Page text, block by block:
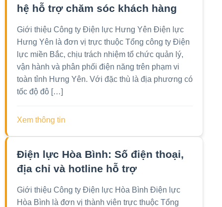
hệ hỗ trợ chăm sóc khách hàng
Giới thiệu Công ty Điện lực Hưng Yên Điện lực
Hưng Yên là đơn vị trực thuộc Tổng công ty Điện
lực miền Bắc, chịu trách nhiệm tổ chức quản lý,
vận hành và phân phối điện năng trên phạm vi
toàn tỉnh Hưng Yên. Với đặc thù là địa phương có
tốc độ đô […]
Xem thông tin
Điện lực Hòa Bình: Số điện thoại,
địa chỉ và hotline hỗ trợ
Giới thiệu Công ty Điện lực Hòa Bình Điện lực
Hòa Bình là đơn vị thành viên trực thuộc Tổng